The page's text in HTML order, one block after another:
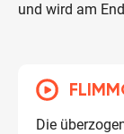
und wird am
Die